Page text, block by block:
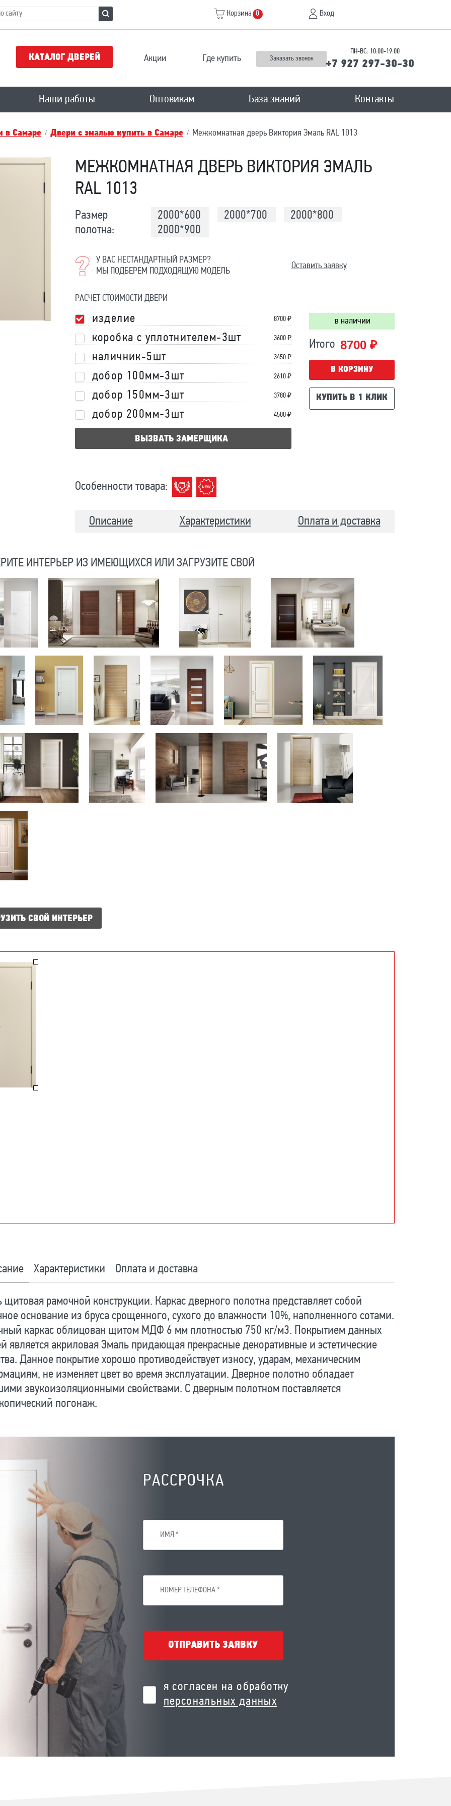
Корзина 0 Вход
КАТАЛОГ ДВЕРЕЙ Акции Где купить Заказать звонок
ПН-ВС: 10:00-19:00
+7 927 297-30-30
Наши работы Оптовикам База знаний Контакты
в Самаре Двери с эмалью купить в Самаре Межкомнатная дверь Виктория Эмаль RAL 1013
МЕЖКОМНАТНАЯ ДВЕРЬ ВИКТОРИЯ ЭМАЛЬ
RAL 1013
Размер
полотна:
2000*600 2000*700
2000*800
2000*900
У ВАС НЕСТАНДАРТНЫЙ РАЗМЕР?
МЫ ПОДБЕРЕМ ПОДХОДЯЩУЮ МОДЕЛЬ
Оставить заявку
РАСЧЕТ СТОИМОСТИ ДВЕРИ
изделие 8700₽
коробка с уплотнителем-3шт 3600 ₽
наличник-5шт 3450 ₽
добор 100мм-3шт 2610 ₽
добор 150мм-3шт 3780 ₽
добор 200мм-3шт 4500 ₽
ВЫЗВАТЬ ЗАМЕРЩИКА
в наличии
Итого 8700 ₽
В КОРЗИНУ
КУПИТЬ В 1 КЛИК
Особенности товара:
Описание Характеристики Оплата и доставка
ИНТЕРЬЕР ИЗ ИМЕЮЩИХСЯ ИЛИ ЗАГРУЗИТЕ СВОЙ
СВОЙ ИНТЕРЬЕР
Характеристики Оплата и доставка
щитовая рамочной конструкции. Каркас дверного полотна представляет собой
основание из бруса срощенного, сухого до влажности 10%, наполненного сотами.
каркас облицован щитом МДФ 6 мм плотностью 750 кг/м3. Покрытием данных
является акриловая Эмаль придающая прекрасные декоративные и эстетические
Данное покрытие хорошо противодействует износу, ударам, механическим
не изменяет цвет во время эксплуатации. Дверное полотно обладает
звукоизоляционными свойствами. С дверным полотном поставляется
погонаж.
РАССРОЧКА
ОТПРАВИТЬ ЗАЯВКУ
я согласен на обработку
персональных данных